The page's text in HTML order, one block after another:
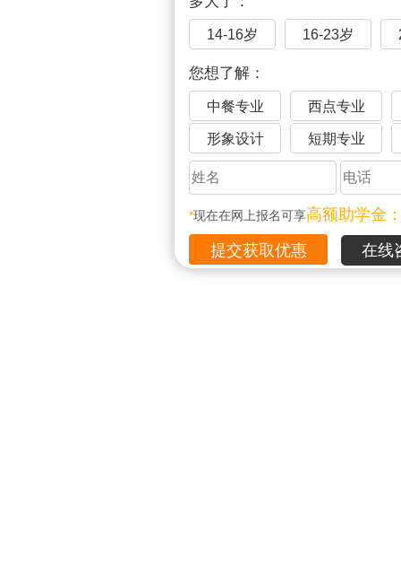
14-16岁 16-23岁
您想了解：
中餐专业 西点专业
形象设计 短期专业
*现在在网上报名可享高额助学金
在线